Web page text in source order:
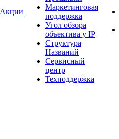
Акции
Маркетинговая
поддержка
Угол обзора
объектива у IP
Структура
Названий
Сервисный
центр
Техподдержка